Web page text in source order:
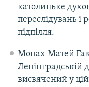
католицьке
переслідувань і
підпілля.
Монах Матей
Ленінградській
висвячений у